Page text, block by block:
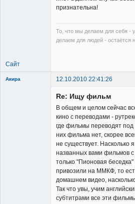
признательна!
То, что мы делаем для себя -
делаем для людей - остаётся
Сайт
Акира 12.10.2010 22:41:26
Re: Ищу фильм
В общем и целом сейчас
кино с переводами -
где фильмы переводят под
них фильма нет, скорее
не существует. Насколько
названных вами фильмов
только "Пионовая
привозили на ММКФ, то
домашнем видео,
Так что увы, учим
субтитрами все эти